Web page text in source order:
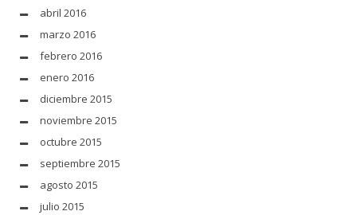
abril 2016
marzo 2016
febrero 2016
enero 2016
diciembre 2015
noviembre 2015
octubre 2015
septiembre 2015
agosto 2015
julio 2015